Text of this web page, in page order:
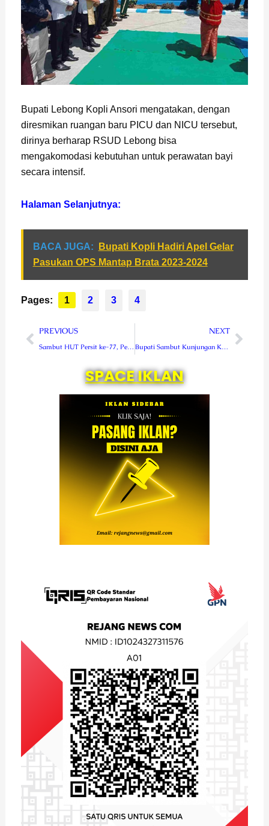
Bupati Lebong Kopli Ansori mengatakan, dengan
diresmikan ruangan baru PICU dan NICU tersebut,
dirinya berharap RSUD Lebong bisa
mengakomodasi kebutuhan untuk perawatan bayi
secara intensif.
Halaman Selanjutnya:
BACA JUGA:
Bupati Kopli Hadiri Apel Gelar
Pasukan OPS Mantap Brata 2023-2024
Pages: 1 2 3 4
Prev
PREVIOUS
Sambut HUT Persit ke-77, Persit KCK PD XVIII/Kasuari Gelar Aksi Sosial
NEXT
Bupati Sambut Kunjungan Kerja Kapolda Bengkulu di Lebong
Next
SPACE IKLAN